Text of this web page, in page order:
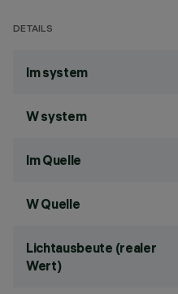
DETAILS
lm system
W system
lm Quelle
W Quelle
Lichtausbeute (realer
Wert)